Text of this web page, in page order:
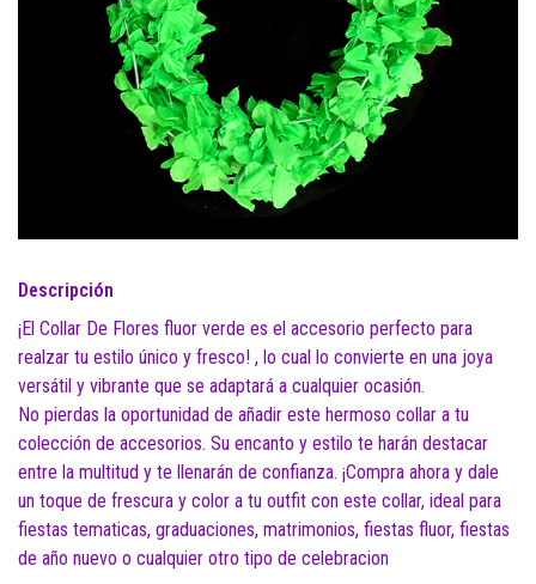
Descripción
¡El Collar De Flores fluor verde es el accesorio perfecto para
realzar tu estilo único y fresco! , lo cual lo convierte en una joya
versátil y vibrante que se adaptará a cualquier ocasión.
No pierdas la oportunidad de añadir este hermoso collar a tu
colección de accesorios. Su encanto y estilo te harán destacar
entre la multitud y te llenarán de confianza. ¡Compra ahora y dale
un toque de frescura y color a tu outfit con este collar, ideal para
fiestas tematicas, graduaciones, matrimonios, fiestas fluor, fiestas
de año nuevo o cualquier otro tipo de celebracion